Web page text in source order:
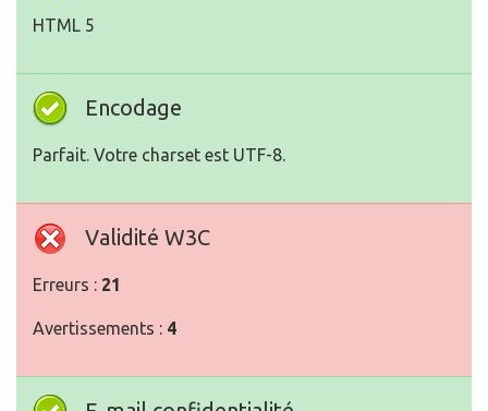
HTML 5
Encodage
Parfait. Votre charset est UTF-8.
Validité W3C
Erreurs : 21
Avertissements : 4